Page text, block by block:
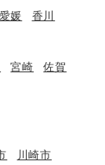
愛媛
香川
宮崎
佐賀
川崎市